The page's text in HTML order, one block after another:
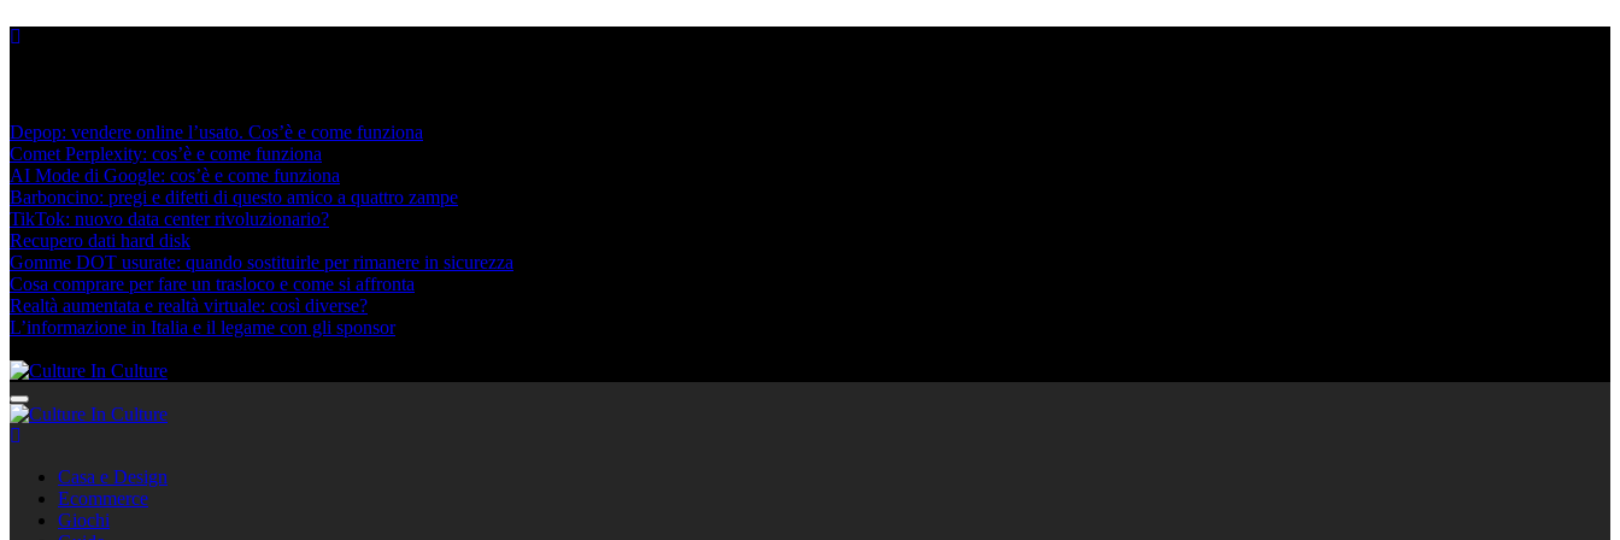
Skip
Depop: vendere online l’usato. Cos’è e come funziona
Comet Perplexity: cos’è e come funziona
AI Mode di Google: cos’è e come funziona
Barboncino: pregi e difetti di questo amico a quattro zampe
TikTok: nuovo data center rivoluzionario?
Recupero dati hard disk
Gomme DOT usurate: quando sostituirle per rimanere in sicurezza
Cosa comprare per fare un trasloco e come si affronta
Realtà aumentata e realtà virtuale: così diverse?
L’informazione in Italia e il legame con gli sponsor
Culture In Culture
Culture In Culture
Casa e Design
Ecommerce
Giochi